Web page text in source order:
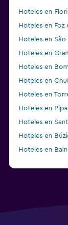
Hoteles en
Hoteles en Foz
Hoteles en São
Hoteles en
Hoteles en
Hoteles en Chuí
Hoteles en
Hoteles en Pipa
Hoteles en
Hoteles en
Hoteles en